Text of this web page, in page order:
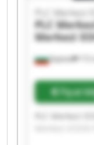
Бургас
PLC Merkezi
PLC
Merkezi
Fiyat
EOOD PLC